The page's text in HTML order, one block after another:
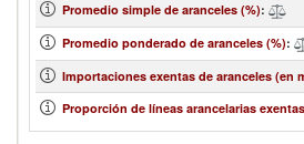
Promedio simple de aranceles (%):
Promedio ponderado de aranceles (%):
Importaciones exentas de aranceles (en
Proporción de líneas arancelarias